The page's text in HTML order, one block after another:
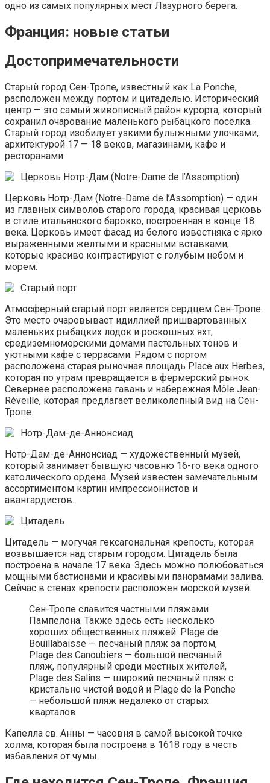
одно из самых популярных мест Лазурного берега.
Франция: новые статьи
Достопримечательности
Старый город Сен-Тропе, известный как La Ponche,
расположен между портом и цитаделью. Исторический
центр — это самый живописный район курорта, который
сохранил очарование маленького рыбацкого посёлка.
Старый город изобилует узкими булыжными улочками,
архитектурой 17 — 18 веков, магазинами, кафе и
ресторанами.
Церковь Нотр-Дам (Notre-Dame de l’Assomption)
Церковь Нотр-Дам (Notre-Dame de l’Assomption) — один
из главных символов старого города, красивая церковь
в стиле итальянского барокко, построенная в конце 18
века. Церковь имеет фасад из белого известняка с ярко
выраженными желтыми и красными вставками,
которые красиво контрастируют с голубым небом и
морем.
Старый порт
Атмосферный старый порт является сердцем Сен-Тропе.
Это место очаровывает идиллией пришвартованных
маленьких рыбацких лодок и роскошных яхт,
средиземноморскими домами пастельных тонов и
уютными кафе с террасами. Рядом с портом
расположена старая рыночная площадь Place aux Herbes,
которая по утрам превращается в фермерский рынок.
Севернее расположена гавань и набережная Môle Jean-
Réveille, которая предлагает великолепный вид на Сен-
Тропе.
Нотр-Дам-де-Аннонсиад
Нотр-Дам-де-Аннонсиад — художественный музей,
который занимает бывшую часовню 16-го века одного
католического ордена. Музей известен замечательным
ассортиментом картин импрессионистов и
авангардистов.
Цитадель
Цитадель — могучая гексагональная крепость, которая
возвышается над старым городом. Цитадель была
построена в начале 17 века. Здесь можно полюбоваться
мощными бастионами и красивыми панорамами залива.
Сейчас в стенах крепости расположен морской музей.
Сен-Тропе славится частными пляжами
Пампелона. Также здесь есть несколько
хороших общественных пляжей: Plage de
Bouillabaisse — песчаный пляж за портом,
Plage des Canoubiers — большой песчаный
пляж, популярный среди местных жителей,
Plage des Salins — широкий песчаный пляж с
кристально чистой водой и Plage de la Ponche
— небольшой пляж недалеко от старых
кварталов.
Капелла св. Анны — часовня в самой высокой точке
холма, которая была построена в 1618 году в честь
избавления от чумы.